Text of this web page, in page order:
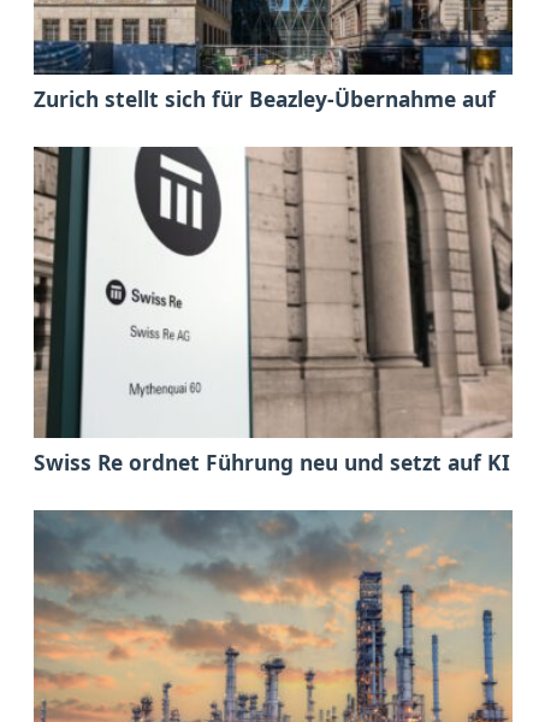
Zurich stellt sich für Beazley-Übernahme auf
Swiss Re ordnet Führung neu und setzt auf KI